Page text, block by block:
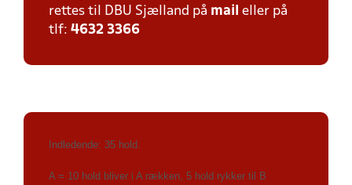
rettes til DBU Sjælland på mail eller på
tlf: 4632 3366
Indledende: 35 hold.
A = 10 hold bliver i A rækken, 5 hold rykker til B